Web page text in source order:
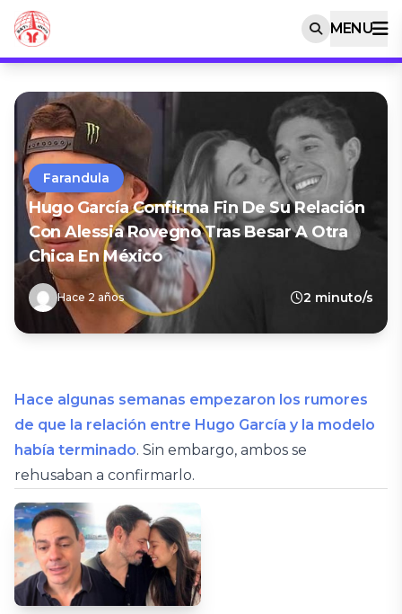
MENU
Farandula
Hugo García Confirma Fin De Su Relación
Con Alessia Rovegno Tras Besar A Otra
Chica En México
Hace 2 años 2 minuto/s
Hace algunas semanas empezaron los rumores
de que la relación entre Hugo García y la modelo
había terminado. Sin embargo, ambos se
rehusaban a confirmarlo.